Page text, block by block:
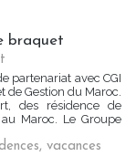
braquet
partenariat avec CGI
de Gestion du Maroc.
des résidence de
Maroc. Le Groupe
, vacances